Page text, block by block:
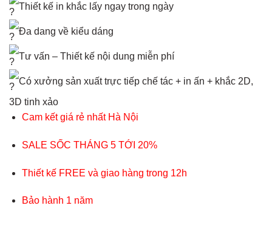
Thiết kế in khắc lấy ngay trong ngày
Đa dang về kiểu dáng
Tư vấn – Thiết kế nội dung miễn phí
Có xưởng sản xuất trực tiếp chế tác + in ấn + khắc 2D,
3D tinh xảo
Cam kết giá rẻ nhất Hà Nội
SALE SỐC THÁNG 5 TỚI 20%
Thiết kế FREE và giao hàng trong 12h
Bảo hành 1 năm